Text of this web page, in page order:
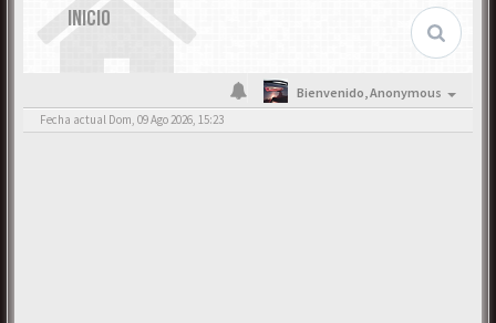
INICIO
Bienvenido,Anonymous
Fecha actual Dom, 09 Ago 2026, 15:23